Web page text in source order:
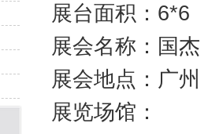
展台面积：6*6
展会名称：国杰
展会地点：广州
展览场馆：